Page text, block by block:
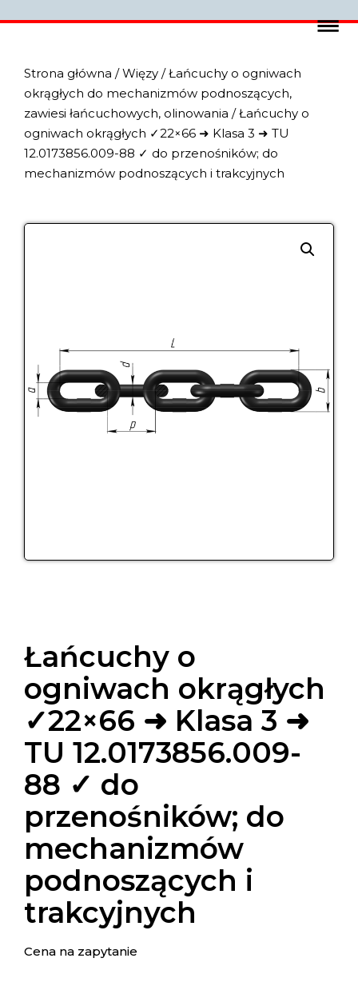
Strona główna /Więzy /Łańcuchy o ogniwach
okrągłych do mechanizmów podnoszących,
zawiesi łańcuchowych, olinowania / Łańcuchy o
ogniwach okrągłych ✓22×66 ➜ Klasa 3 ➜ TU
12.0173856.009-88 ✓ do przenośników; do
mechanizmów podnoszących i trakcyjnych
Łańcuchy o
ogniwach okrągłych
✓22×66 ➜ Klasa 3 ➜
TU 12.0173856.009-
88 ✓ do
przenośników; do
mechanizmów
podnoszących i
trakcyjnych
Cena na zapytanie